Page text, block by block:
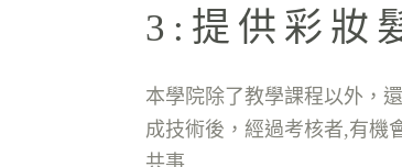
3:提供彩妝
本學院除了教學課程以外，
成技術後，經過考核者,有機
共事